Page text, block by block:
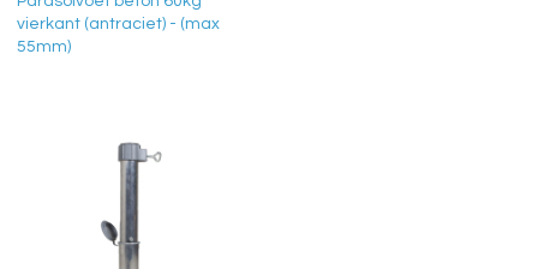
vierkant (antraciet) - (max
55mm)